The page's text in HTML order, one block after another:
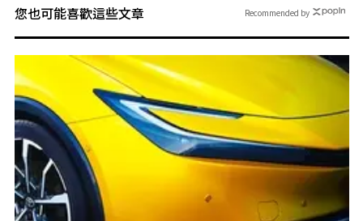
您也可能喜歡這些文章 Recommended by